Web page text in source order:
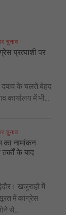
चुनाव
प्रत्याशी पर
दबाव के चलते बेहद
कार्यालय में भी...
चुनाव
का नामांकन
के बाद
खजुराहों में
सूरत में कांग्रेस
से...